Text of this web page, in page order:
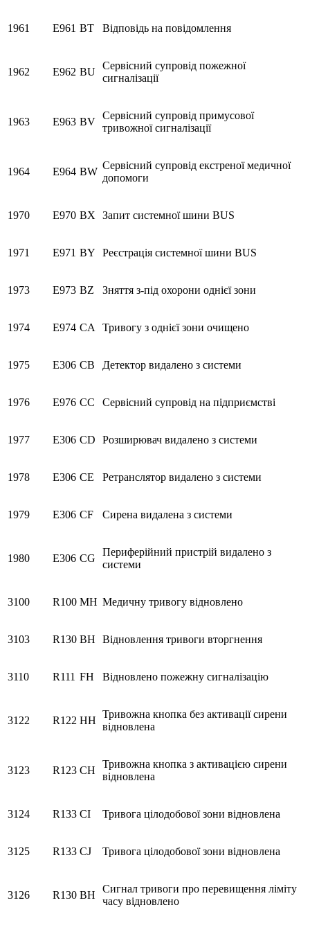
1961 E961 BT Відповідь на повідомлення
1962 E962 BU
Сервісний супровід пожежної
сигналізації
1963 E963 BV
Сервісний супровід примусової
тривожної сигналізації
1964 E964 BW
Сервісний супровід екстреної медичної
допомоги
1970 E970 BX Запит системної шини BUS
1971 E971 BY Реєстрація системної шини BUS
1973 E973 BZ Зняття з-під охорони однієї зони
1974 E974 CA Тривогу з однієї зони очищено
1975 E306 CB Детектор видалено з системи
1976 E976 CC Сервісний супровід на підприємстві
1977 E306 CD Розширювач видалено з системи
1978 E306 CE Ретранслятор видалено з системи
1979 E306 CF Сирена видалена з системи
1980 E306 CG
Периферійний пристрій видалено з
системи
3100 R100 MH Медичну тривогу вiдновлено
3103 R130 BH Відновлення тривоги вторгнення
3110 R111 FH Відновлено пожежну сигналізацію
3122 R122 HH
Тривожна кнопка без активації сирени
відновлена
3123 R123 CH
Тривожна кнопка з активацією сирени
відновлена
3124 R133 CI Тривога цілодобової зони відновлена
3125 R133 CJ Тривога цілодобової зони відновлена
3126 R130 BH
Сигнал тривоги про перевищення ліміту
часу відновлено